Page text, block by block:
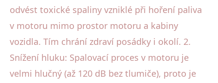
odvést toxické spaliny vzniklé při hoření paliva
v motoru mimo prostor motoru a kabiny
vozidla. Tím chrání zdraví posádky i okolí. 2.
Snížení hluku: Spalovací proces v motoru je
velmi hlučný (až 120 dB bez tlumiče), proto je